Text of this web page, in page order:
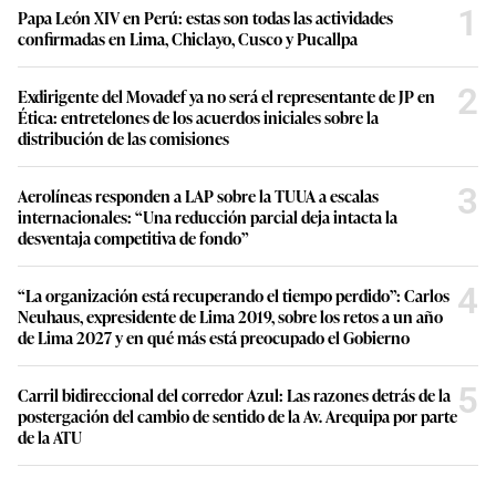
Papa León XIV en Perú: estas son todas las actividades
confirmadas en Lima, Chiclayo, Cusco y Pucallpa
1
Exdirigente del Movadef ya no será el representante de JP en
Ética: entretelones de los acuerdos iniciales sobre la
distribución de las comisiones
2
Aerolíneas responden a LAP sobre la TUUA a escalas
internacionales: “Una reducción parcial deja intacta la
desventaja competitiva de fondo”
3
“La organización está recuperando el tiempo perdido”: Carlos
Neuhaus, expresidente de Lima 2019, sobre los retos a un año
de Lima 2027 y en qué más está preocupado el Gobierno
4
Carril bidireccional del corredor Azul: Las razones detrás de la
postergación del cambio de sentido de la Av. Arequipa por parte
de la ATU
5